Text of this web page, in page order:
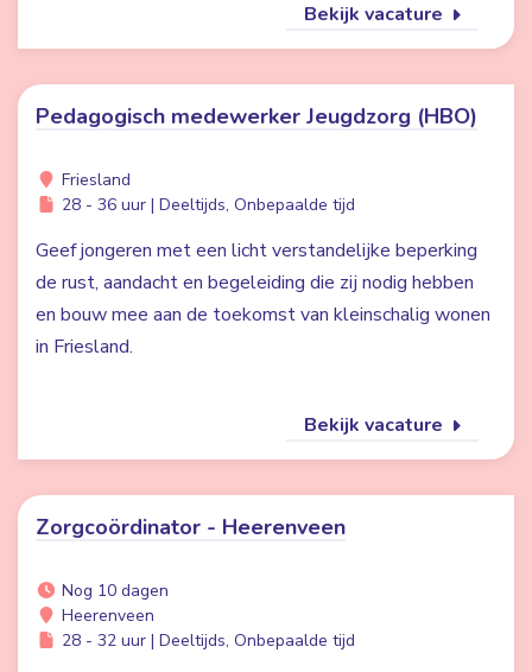
Bekijk vacature
Pedagogisch medewerker Jeugdzorg (HBO)
Friesland
28 - 36 uur | Deeltijds, Onbepaalde tijd
Geef jongeren met een licht verstandelijke beperking
de rust, aandacht en begeleiding die zij nodig hebben
en bouw mee aan de toekomst van kleinschalig wonen
in Friesland.
Bekijk vacature
Zorgcoördinator - Heerenveen
Nog 10 dagen
Heerenveen
28 - 32 uur | Deeltijds, Onbepaalde tijd